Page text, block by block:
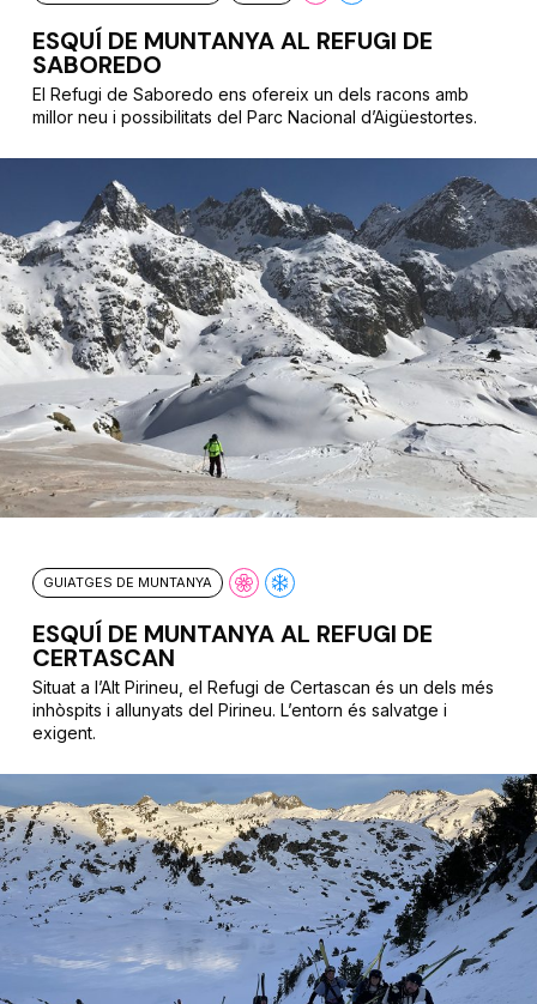
ESQUÍ DE MUNTANYA AL REFUGI DE
SABOREDO
El Refugi de Saboredo ens ofereix un dels racons amb
millor neu i possibilitats del Parc Nacional d’Aigüestortes.
GUIATGES DE MUNTANYA
ESQUÍ DE MUNTANYA AL REFUGI DE
CERTASCAN
Situat a l’Alt Pirineu, el Refugi de Certascan és un dels més
inhòspits i allunyats del Pirineu. L’entorn és salvatge i
exigent.